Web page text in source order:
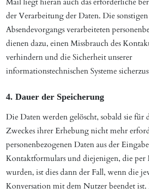
der Verarbeitung der Daten. Die
Absendevorgangs verarbeiteten
dienen dazu, einen Missbrauch des
verhindern und die Sicherheit unserer
informationstechnischen Systeme
4. Dauer der Speicherung
Die Daten werden gelöscht, sobald sie für
Zweckes ihrer Erhebung nicht mehr
personenbezogenen Daten aus der
Kontaktformulars und diejenigen, die per
wurden, ist dies dann der Fall, wenn die
Konversation mit dem Nutzer beendet ist.